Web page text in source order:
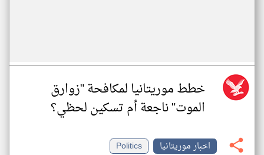
خطط موريتانيا لمكافحة "زوارق
الموت" ناجعة أم تسكين لحظي؟
اخبار موريتانيا
Politics